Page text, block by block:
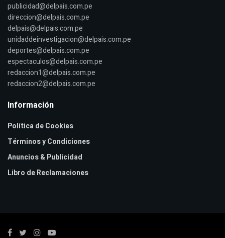
publicidad@delpais.com.pe
direccion@delpais.com.pe
delpais@delpais.com.pe
unidaddeinvestigacion@delpais.com.pe
deportes@delpais.com.pe
espectaculos@delpais.com.pe
redaccion1@delpais.com.pe
redaccion2@delpais.com.pe
Información
Política de Cookies
Términos y Condiciones
Anuncios & Publicidad
Libro de Reclamaciones